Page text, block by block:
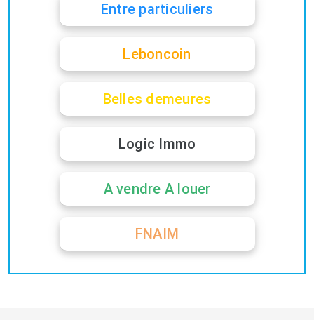
Entre particuliers
Leboncoin
Belles demeures
Logic Immo
A vendre A louer
FNAIM